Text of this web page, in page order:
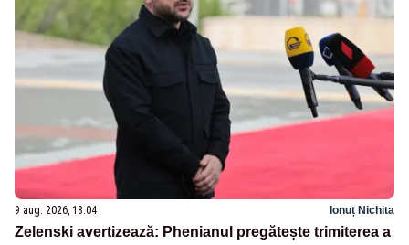
9 aug. 2026, 18:04 Ionuț Nichita
Zelenski avertizează: Phenianul pregătește trimiterea a